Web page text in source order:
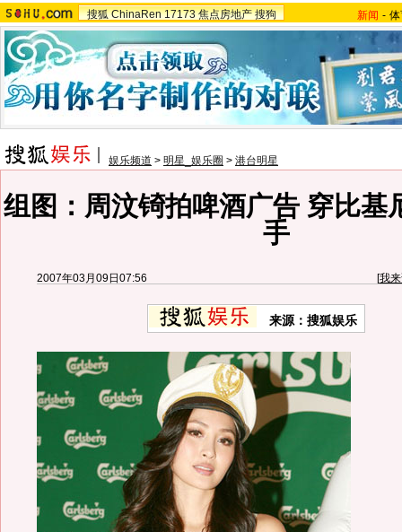
搜狐 ChinaRen 17173 焦点房地产 搜狗 新闻 -
娱乐频道 > 明星_娱乐圈 > 港台明星
组图：周汶锜拍啤酒广告 穿比基
手
2007年03月09日07:56 [我
来源：搜狐娱乐